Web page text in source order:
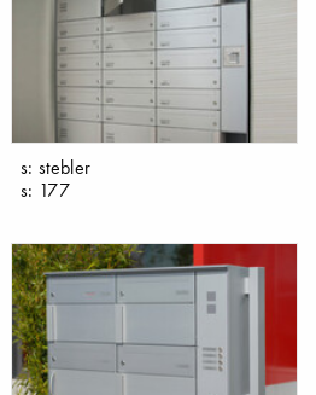
s: stebler
s: 177